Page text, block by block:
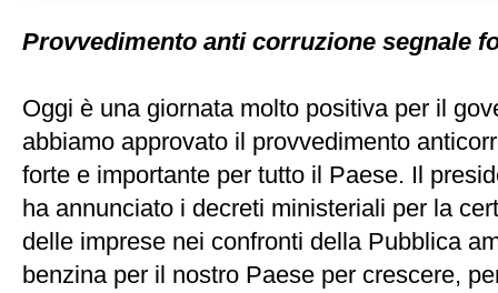
Provvedimento anti corruzione segnale
Oggi è una giornata molto positiva per il
abbiamo approvato il provvedimento
forte e importante per tutto il Paese. Il
ha annunciato i decreti ministeriali per la
delle imprese nei confronti della Pubblica
benzina per il nostro Paese per crescere,